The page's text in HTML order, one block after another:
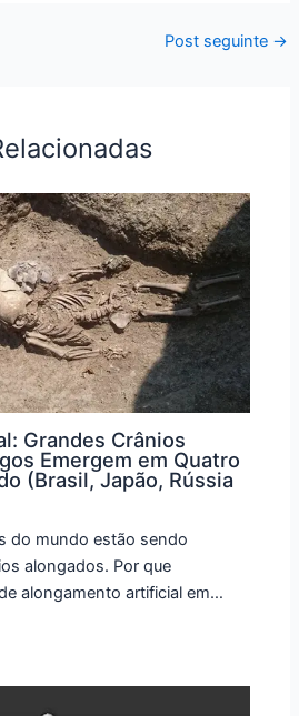
Post seguinte →
Grandes Crânios
Emergem em Quatro
(Brasil, Japão, Rússia
do mundo estão sendo
alongados. Por que
alongamento artificial em…